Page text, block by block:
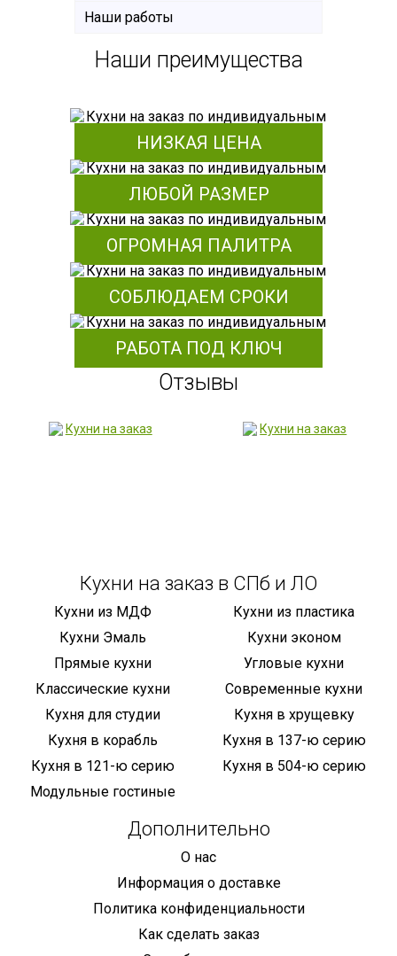
Наши работы
Наши преимущества
НИЗКАЯ ЦЕНА
ЛЮБОЙ РАЗМЕР
ОГРОМНАЯ ПАЛИТРА
СОБЛЮДАЕМ СРОКИ
РАБОТА ПОД КЛЮЧ
Отзывы
Кухни на заказ в СПб и ЛО
Кухни из МДФ
Кухни из пластика
Кухни Эмаль
Кухни эконом
Прямые кухни
Угловые кухни
Классические кухни
Современные кухни
Кухня для студии
Кухня в хрущевку
Кухня в корабль
Кухня в 137-ю серию
Кухня в 121-ю серию
Кухня в 504-ю серию
Модульные гостиные
Дополнительно
О нас
Информация о доставке
Политика конфиденциальности
Как сделать заказ